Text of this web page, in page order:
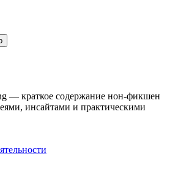
— краткое содержание нон-фикшен
инсайтами и практическими